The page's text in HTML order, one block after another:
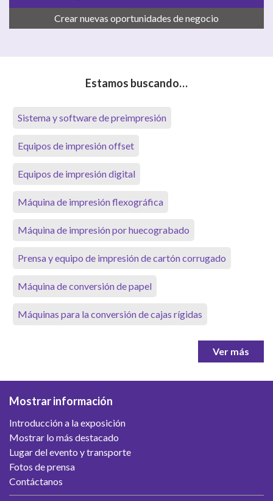
Crear nuevas oportunidades de negocio
Estamos buscando…
Sistema y software de preimpresión
Equipos de impresión offset
Equipos de impresión digital
Máquina de impresión flexográfica
Máquina de impresión por huecograbado
Prensa y equipo de impresión de cartón corrugado
Máquina de conversión de papel
Máquinas para la conversión de cajas rígidas
Ver más
Mostrar información
Introducción a la exposición
Mostrar lo más destacado
Lugar del evento y transporte
Fotos de prensa
Contáctanos